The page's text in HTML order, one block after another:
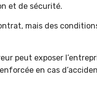
et de sécurité.
mais des
peut exposer
en cas